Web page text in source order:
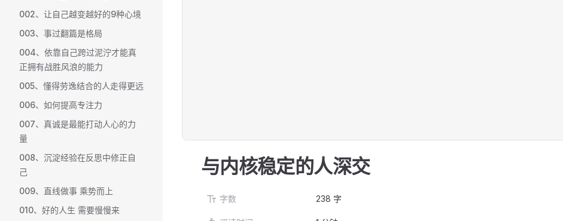
002、让自己越变越好的9种心境
003、事过翻篇是格局
004、依靠自己跨过泥泞才能真
正拥有战胜风浪的能力
005、懂得劳逸结合的人走得更远
006、如何提高专注力
007、真诚是最能打动人心的力
量
008、沉淀经验在反思中修正自
己
009、直线做事 乘势而上
010、好的人生 需要慢慢来
与内核稳定的人深交
字数 238 字